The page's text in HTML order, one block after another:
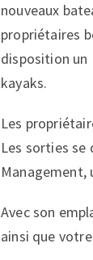
nouveaux
propriétaires
disposition un
kayaks.
Les
Les sorties se
Management,
Avec son
ainsi que